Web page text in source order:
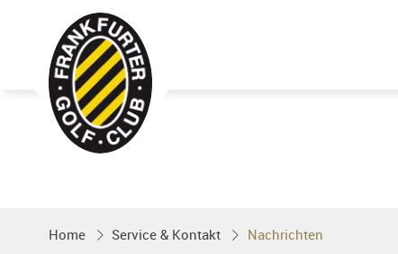
Golfgenuss und Spitzensport mitten in
FRANKFURT
Home Service & Kontakt Nachrichten